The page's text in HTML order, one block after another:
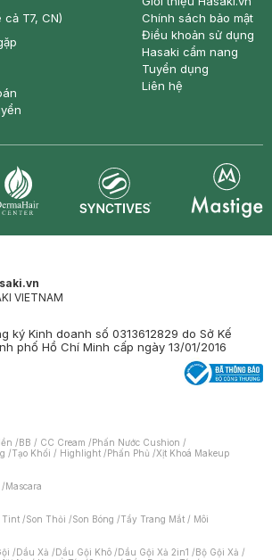
T7, CN)
Chính sách bảo mật
Điều khoản sử dụng
Hasaki cẩm nang
Tuyển dụng
Liên hệ
VIETNAM
ký Kinh doanh số 0313612829 do Sở Kế
phố Hồ Chí Minh cấp ngày 13/01/2016
/BB / CC Cream /Phấn Nước Cushion /
/Tạo Khối / Highlight /Phấn Phủ /Xịt Khoá Makeup
/Mascara
Tint /Son Thỏi /Son Bóng /Tẩy Trang Mắt / Môi
/Dầu Xả /Dầu Gội Khô /Dầu Gội Xả 2in1 /Bộ Gội Xả /